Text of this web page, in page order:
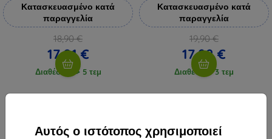
Αυτός ο ιστότοπος χρησιμοποιεί
Κατασκευασμένο κατά
παραγγελία
18,90 €
17,01 €
Διαθέσιμο > 5 τεμ
Κατασκευασμένο κατά
παραγγελία
19,90 €
17,92 €
Διαθέσιμο 3 τεμ